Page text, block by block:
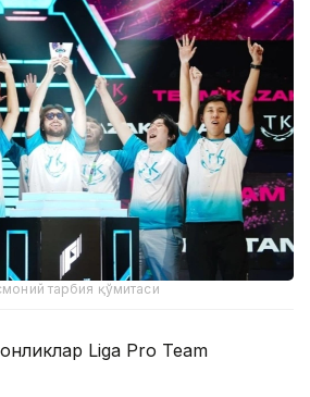
тарбия қўмитаси
Liga Pro Team